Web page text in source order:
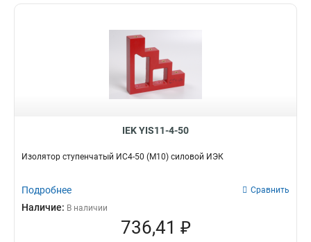
IEK YIS11-4-50
Изолятор ступенчатый ИС4-50 (М10) силовой ИЭК
Подробнее Сравнить
Наличие: В наличии
736,41 ₽